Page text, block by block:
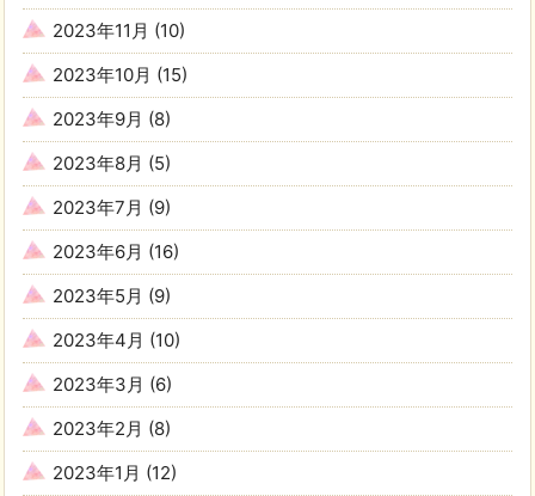
2023年11月 (10)
2023年10月 (15)
2023年9月 (8)
2023年8月 (5)
2023年7月 (9)
2023年6月 (16)
2023年5月 (9)
2023年4月 (10)
2023年3月 (6)
2023年2月 (8)
2023年1月 (12)